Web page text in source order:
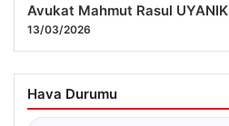
Avukat Mahmut Rasul UYANIK
13/03/2026
Hava Durumu